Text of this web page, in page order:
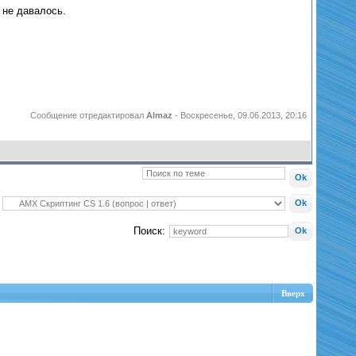
давалось.
Сообщение отредактировал Almaz - Воскресенье, 09.06.2013, 20:16
Поиск:
Вверх